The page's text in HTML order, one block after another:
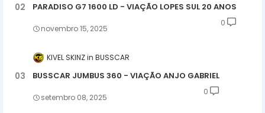
PARADISO G7 1600 LD - VIAÇÃO LOPES SUL 20 ANOS
novembro 15, 2025
0
KIVEL SKINZ BUSSCAR
BUSSCAR JUMBUS 360 - VIAÇÃO ANJO GABRIEL
setembro 08, 2025
0